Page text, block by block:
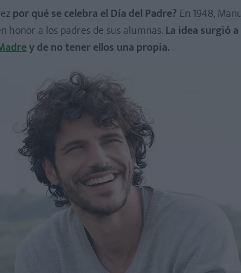
por qué se celebra el Día del Padre? En 1948,
honor a los padres de sus alumnas. La idea surgió
y de no tener ellos una propia.